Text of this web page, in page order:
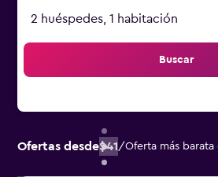
2 huéspedes, 1 habitación
Buscar
Ofertas desde$41/Oferta más